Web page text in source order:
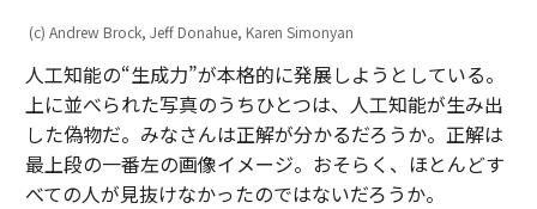
(c) Andrew Brock, Jeff Donahue, Karen Simonyan
人工知能の“生成力”が本格的に発展しようとしている。
上に並べられた写真のうちひとつは、人工知能が生み出
した偽物だ。みなさんは正解が分かるだろうか。正解は
最上段の一番左の画像イメージ。おそらく、ほとんどす
べての人が見抜けなかったのではないだろうか。